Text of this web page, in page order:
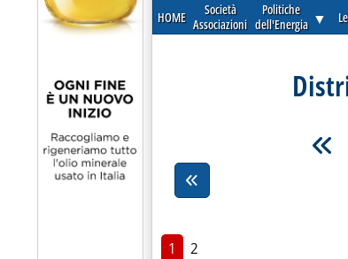
HOME
Società
Associazioni
Politiche
dell'Energia ▼
1 2